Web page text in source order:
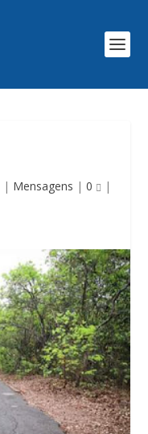
| Mensagens | 0 |